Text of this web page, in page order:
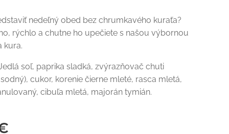
nedeľný obed bez chrumkavého kuraťa?
rýchlo a chutne ho upečiete s našou výbornou
kura.
soľ, paprika sladká, zvýrazňovač chuti
cukor, korenie čierne mleté, rasca mletá,
cibuľa mletá, majorán tymián.